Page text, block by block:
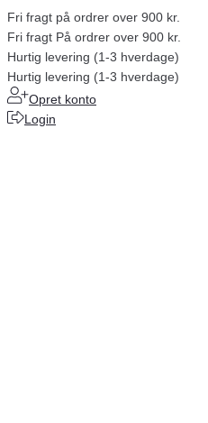
Fri fragt på ordrer over 900 kr.
Fri fragt På ordrer over 900 kr.
Hurtig levering (1-3 hverdage)
Hurtig levering (1-3 hverdage)
Opret konto
Login